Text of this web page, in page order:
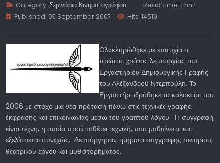
Category:Σεμινάρια Κινηματογράφου
Read Time: 1 min
Published: 05 September 2007
Hits: 14519
Ολοκληρώθηκε με επιτυχία ο
πρώτος χρόνος λειτουργίας του
Εργαστηρίου Δημιουργικής Γραφής
του Αλέξανδρου Ντερπούλη. Το
Εργαστήρι ιδρύθηκε το καλοκαίρι του
2006 με στόχο μια νέα πρόταση πάνω στις τεχνικές γραφής,
έκφρασης και επικοινωνίας μέσω του γραπτού λόγου. Η συγγραφή
είναι τέχνη, η οποία προϋποθέτει τεχνική, που μαθαίνεται και
εξελίσσεται συνεχώς. Λειτούργησαν τμήματα συγγραφής σεναρίου,
θεατρικού έργου και μυθιστορήματος.